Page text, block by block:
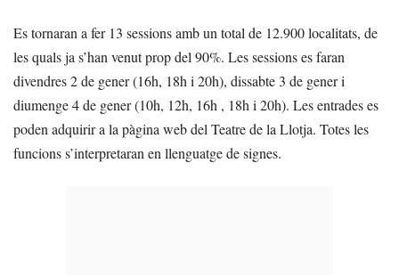
Es tornaran a fer 13 sessions amb un total de 12.900 localitats, de
les quals ja s’han venut prop del 90%. Les sessions es faran
divendres 2 de gener (16h, 18h i 20h), dissabte 3 de gener i
diumenge 4 de gener (10h, 12h, 16h , 18h i 20h). Les entrades es
poden adquirir a la pàgina web del Teatre de la Llotja. Totes les
funcions s’interpretaran en llenguatge de signes.